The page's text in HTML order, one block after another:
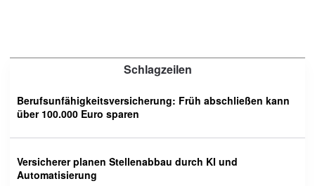
Schlagzeilen
Berufsunfähigkeitsversicherung: Früh abschließen kann
über 100.000 Euro sparen
Versicherer planen Stellenabbau durch KI und
Automatisierung